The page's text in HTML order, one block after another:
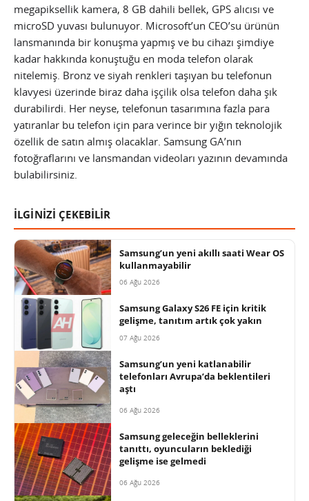
megapiksellik kamera, 8 GB dahili bellek, GPS alıcısı ve
microSD yuvası bulunuyor. Microsoft’un CEO’su ürünün
lansmanında bir konuşma yapmış ve bu cihazı şimdiye
kadar hakkında konuştuğu en moda telefon olarak
nitelemiş. Bronz ve siyah renkleri taşıyan bu telefonun
klavyesi üzerinde biraz daha işçilik olsa telefon daha şık
durabilirdi. Her neyse, telefonun tasarımına fazla para
yatıranlar bu telefon için para verince bir yığın teknolojik
özellik de satın almış olacaklar. Samsung GA’nın
fotoğraflarını ve lansmandan videoları yazının devamında
bulabilirsiniz.
İLGİNİZİ ÇEKEBİLİR
Samsung’un yeni akıllı saati Wear OS
kullanmayabilir
06 Ağu 2026
Samsung Galaxy S26 FE için kritik
gelişme, tanıtım artık çok yakın
07 Ağu 2026
Samsung’un yeni katlanabilir
telefonları Avrupa’da beklentileri
aştı
06 Ağu 2026
Samsung geleceğin belleklerini
tanıttı, oyuncuların beklediği
gelişme ise gelmedi
06 Ağu 2026